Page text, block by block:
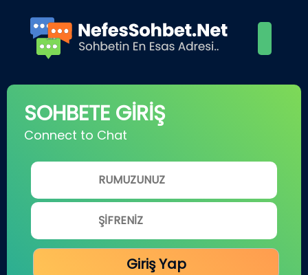
SOHBETE GİRİŞ
Connect to Chat
Giriş Yap